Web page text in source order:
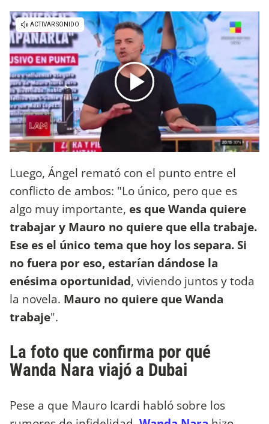
Luego, Ángel remató con el punto entre el
conflicto de ambos: "Lo único, pero que es
algo muy importante, es que Wanda quiere
trabajar y Mauro no quiere que ella trabaje.
Ese es el único tema que hoy los separa. Si
no fuera por eso, estarían dándose la
enésima oportunidad, viviendo juntos y toda
la novela. Mauro no quiere que Wanda
trabaje".
La foto que confirma por qué
Wanda Nara viajó a Dubai
Pese a que Mauro Icardi habló sobre los